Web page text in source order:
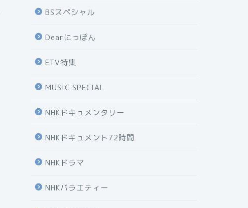
BSスペシャル
Dearにっぽん
ETV特集
MUSIC SPECIAL
NHKドキュメンタリー
NHKドキュメント72時間
NHKドラマ
NHKバラエティー